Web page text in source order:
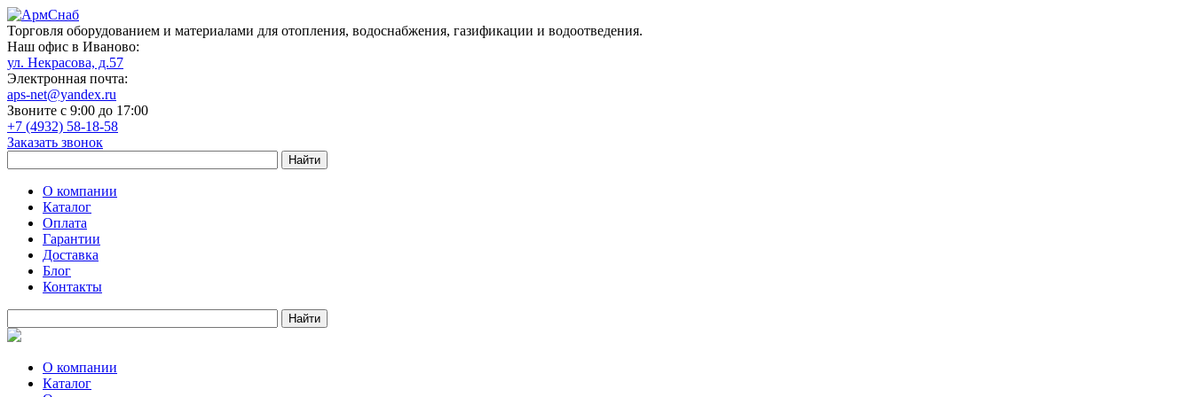
Торговля оборудованием и материалами для отопления, водоснабжения, газификации и водоотведения.
Наш офис в Иваново:
ул. Некрасова, д.57
Электронная почта:
aps-net@yandex.ru
Звоните с 9:00 до 17:00
+7 (4932) 58-18-58
Заказать звонок
О компании
Каталог
Оплата
Гарантии
Доставка
Блог
Контакты
О компании
Каталог